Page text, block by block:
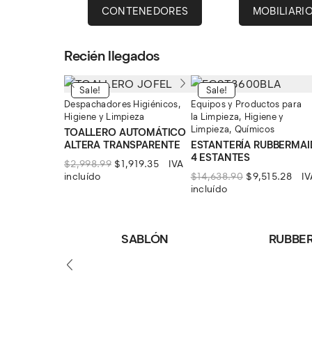
CONTENEDORES
Recién llegados
Sale!
Despachadores Higiénicos,
Higiene y Limpieza
TOALLERO AUTOMÁTICO
ALTERA TRANSPARENTE
$2,998.99 El
$1,919.35El
IVA
incluído
Sale!
Equipos y Productos para
la Limpieza, Higiene y
Limpieza, Químicos
ESTANTERÍA
4 ESTANTES
$14,638.90 El
$9,515.28El
incluído
SABLÓN